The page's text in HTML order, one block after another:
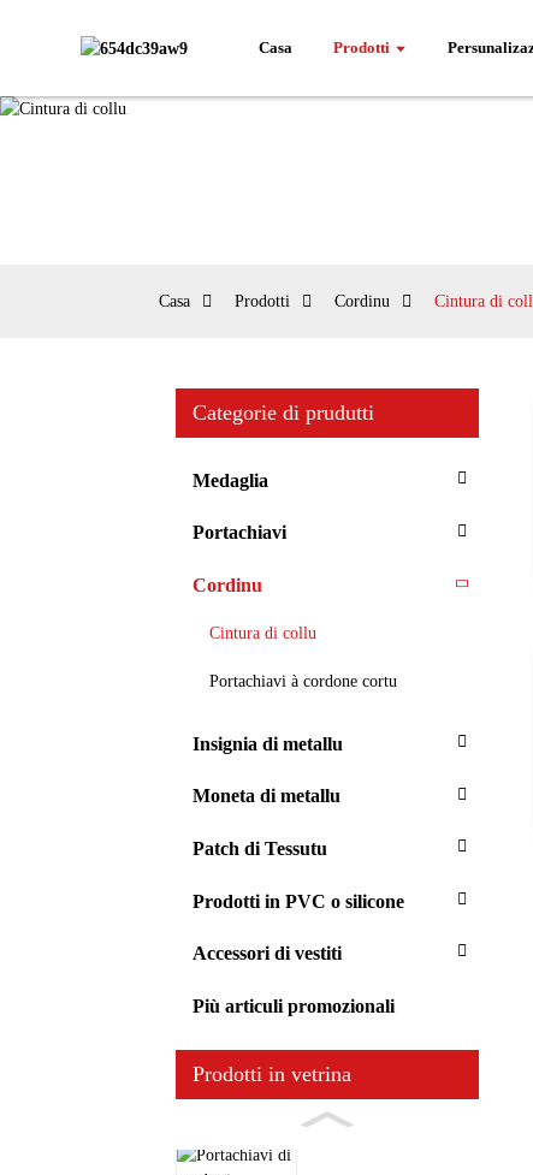
Casa Prodotti
Casa Prodotti Cordinu Cintura di
Categorie di prudutti
Medaglia
Portachiavi
Cordinu
Cintura di collu
Portachiavi à cordone cortu
Insignia di metallu
Moneta di metallu
Patch di Tessutu
Prodotti in PVC o silicone
Accessori di vestiti
Più articuli promozionali
Prodotti in vetrina